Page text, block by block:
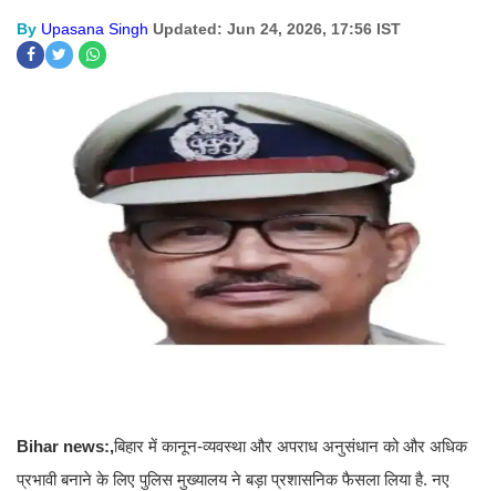
By Upasana Singh Updated: Jun 24, 2026, 17:56 IST
Bihar news:,बिहार में कानून-व्यवस्था और अपराध अनुसंधान को और अधिक
प्रभावी बनाने के लिए पुलिस मुख्यालय ने बड़ा प्रशासनिक फैसला लिया है. नए